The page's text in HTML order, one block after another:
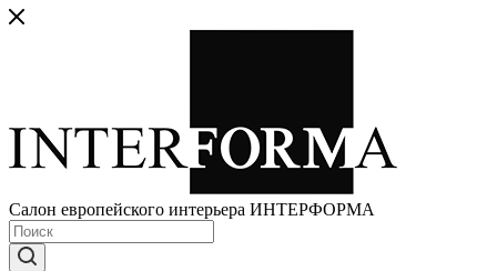
Салон европейского интерьера ИНТЕРФОРМА